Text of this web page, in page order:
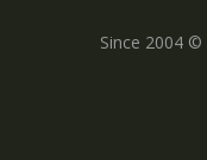
Since 2004 ©